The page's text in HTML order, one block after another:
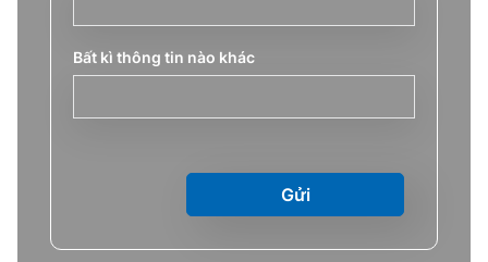
Bất kì thông tin nào khác
Gửi